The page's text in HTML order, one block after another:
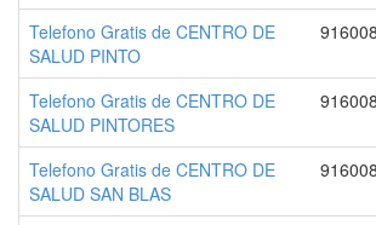
Telefono Gratis de CENTRO DE
SALUD PINTO
Telefono Gratis de CENTRO DE
SALUD PINTORES
Telefono Gratis de CENTRO DE
SALUD SAN BLAS